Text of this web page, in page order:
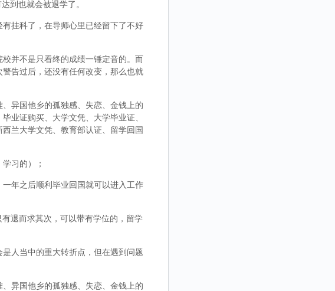
到也就会被退学了。
挂科了，在导师心里已经留下了不好
并不是只看终的成绩一锤定音的。而
告过后，还没有任何改变，那么也就
异国他乡的孤独感、失恋、金钱上的
业证购买、大学文凭、大学毕业证、
兰大学文凭、教育部认证、留学回国
习的）；
年之后顺利毕业回国就可以进入工作
退而求其次，可以带有学位的，留学
人当中的重大转折点，但在遇到问题
异国他乡的孤独感、失恋、金钱上的